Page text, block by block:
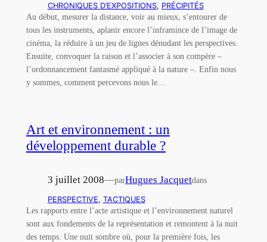
CHRONIQUES D’EXPOSITIONS, PRÉCIPITÉS
Au début, mesurer la distance, voir au mieux, s’entourer de
tous les instruments, aplanir encore l’inframince de l’image de
cinéma, la réduire à un jeu de lignes dénudant les perspectives.
Ensuite, convoquer la raison et l’associer à son compère –
l’ordonnancement fantasmé appliqué à la nature –. Enfin nous
y sommes, comment percevons nous le…
Art et environnement : un
développement durable ?
3 juillet 2008—parHugues Jacquetdans
PERSPECTIVE, TACTIQUES
Les rapports entre l’acte artistique et l’environnement naturel
sont aux fondements de la représentation et remontent à la nuit
des temps. Une nuit sombre où, pour la première fois, les